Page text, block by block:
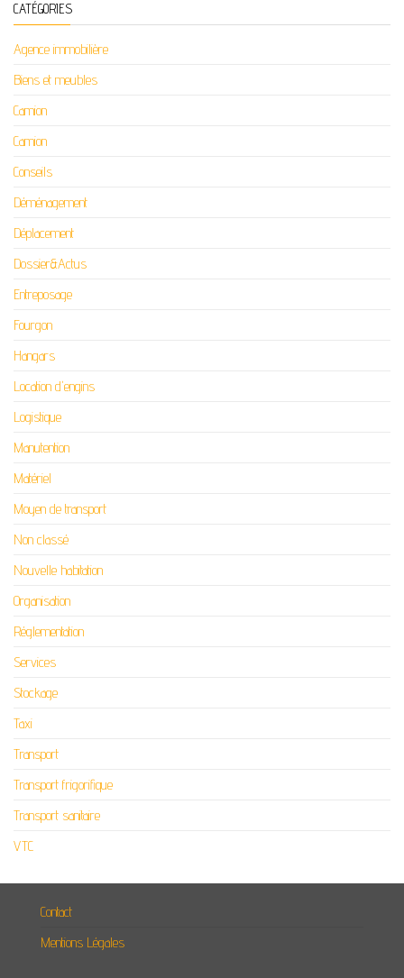
CATÉGORIES
Agence immobilière
Biens et meubles
Camion
Camion
Conseils
Déménagement
Déplacement
Dossier&Actus
Entreposage
Fourgon
Hangars
Location d'engins
Logistique
Manutention
Matériel
Moyen de transport
Non classé
Nouvelle habitation
Organisation
Réglementation
Services
Stockage
Taxi
Transport
Transport frigorifique
Transport sanitaire
VTC
Contact
Mentions Légales